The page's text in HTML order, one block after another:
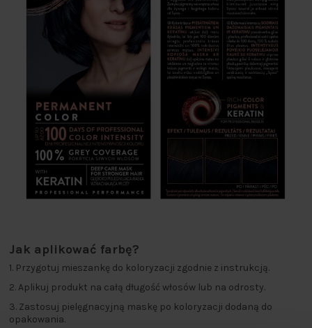
Jak aplikować farbę?
1. Przygotuj mieszankę do koloryzacji zgodnie z instrukcją.
2. Aplikuj produkt na całą długość włosów lub na odrosty.
3. Zastosuj pielęgnacyjną maskę po koloryzacji dodaną do
opakowania.